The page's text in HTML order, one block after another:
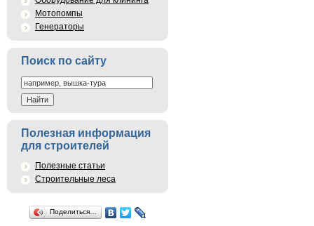
Мотопомпы
Генераторы
Поиск по сайту
Полезная информация
для строителей
Полезные статьи
Строительные леса
Поделиться…